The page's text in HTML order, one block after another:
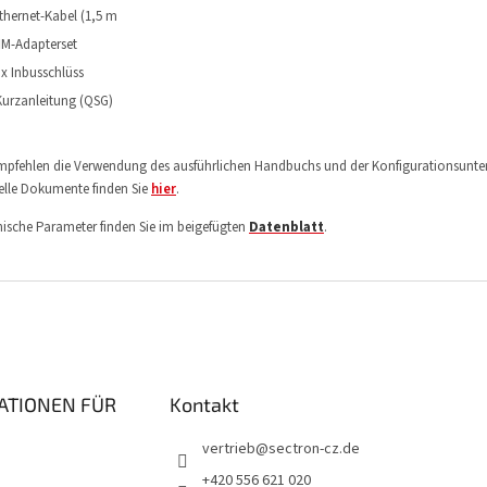
Kabel (1,5 m
Adapterset
Inbusschlüss
(QSG)
die Verwendung des ausführlichen Handbuchs und der
Dokumente finden Sie hier.
Parameter finden Sie im beigefügten Datenblatt.
FÜR
Kontakt
vertrieb@sectron-cz.de
+420 556 621 020